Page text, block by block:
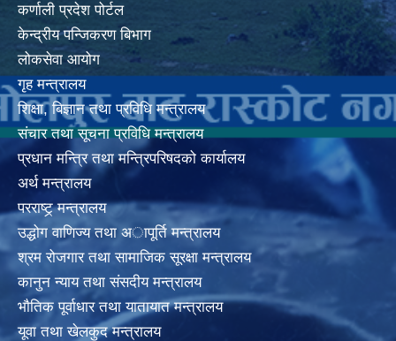
कर्णाली प्रदेश पोर्टल
केन्द्रीय पन्जिकरण बिभाग
लोकसेवा आयोग
गृह मन्त्रालय
शिक्षा, बिज्ञान तथा प्रविधि मन्त्रालय
संचार तथा सूचना प्रविधि मन्त्रालय
प्रधान मन्त्रि तथा मन्त्रिपरिषदको कार्यालय
अर्थ मन्त्रालय
परराष्ट्र् मन्त्रालय
उद्धोग वाणिज्य तथा अापूर्ति मन्त्रालय
श्रम रोजगार तथा सामाजिक सूरक्षा मन्त्रालय
कानुन न्याय तथा संसदीय मन्त्रालय
भाैतिक पूर्वाधार तथा यातायात मन्त्रालय
यूवा तथा खेलकुद मन्त्रालय